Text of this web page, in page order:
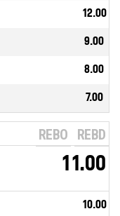
12.00
9.00
8.00
7.00
REBO REBD
11.00
10.00